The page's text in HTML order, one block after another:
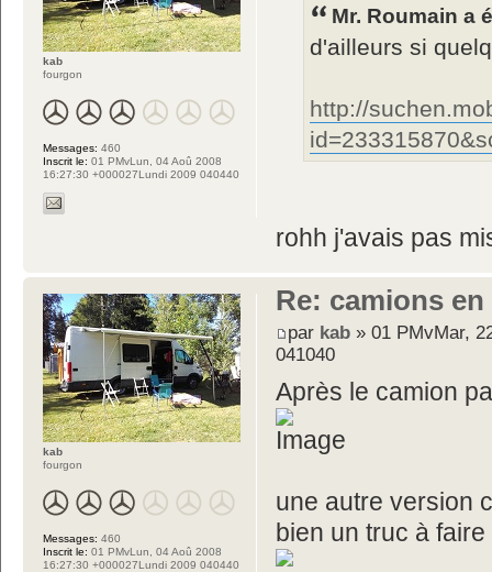
Mr. Roumain a
d'ailleurs si
http://
rohh j'avais pas
kab
fourgon
Messages: 460
Inscrit le: 01 PMvLun, 04 Aoû 2008
16:27:30 +000027Lundi 2009 040440
Re: camions
par kab » 01 PMvMar,
041040
Après le camion
une autre version
bien un truc à
kab
fourgon
Messages: 460
Inscrit le: 01 PMvLun, 04 Aoû 2008
16:27:30 +000027Lundi 2009 040440